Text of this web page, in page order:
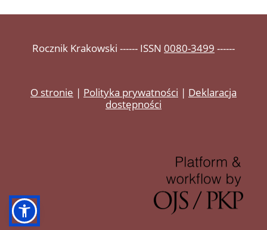
Rocznik Krakowski ------ ISSN 0080-3499 ------
O stronie | Polityka prywatności | Deklaracja
dostępności